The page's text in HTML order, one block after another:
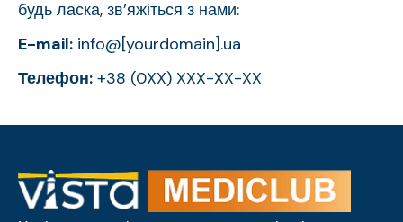
будь ласка, зв’яжіться з нами:
E-mail: info@[yourdomain].ua
Телефон: +38 (0XX) XXX-XX-XX